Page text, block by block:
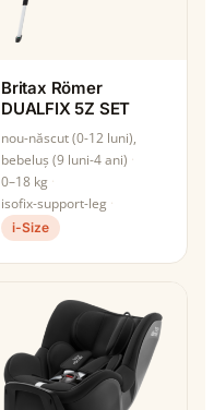
Britax Römer
DUALFIX 5Z SET
nou-născut (0-12 luni),
bebeluș (9 luni-4 ani)
0–18 kg
isofix-support-leg
i-Size